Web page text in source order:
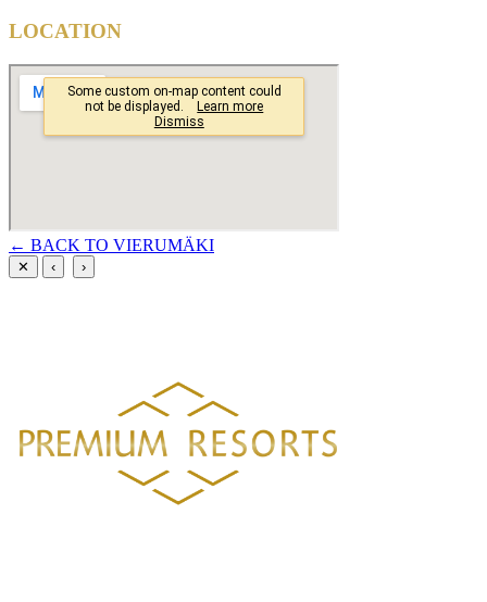
LOCATION
← BACK TO VIERUMÄKI
✕ ‹ ›